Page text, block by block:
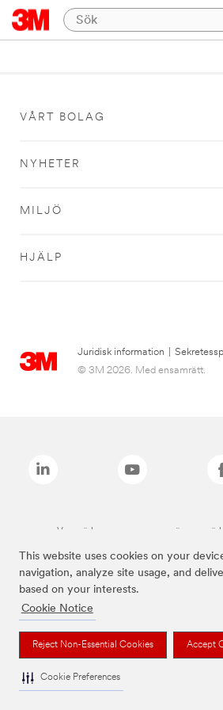
This website uses cookies on your
navigation, analyze site usage, and
based on your interests.
Cookie Notice
Reject Non-Essential Cookies Accept
Cookie Preferences
VÅRT BOLAG
NYHETER
MILJÖ
HJÄLP
Juridisk information
© 3M 2026. Med ensamrätt.
Varumärken som anges ovan är